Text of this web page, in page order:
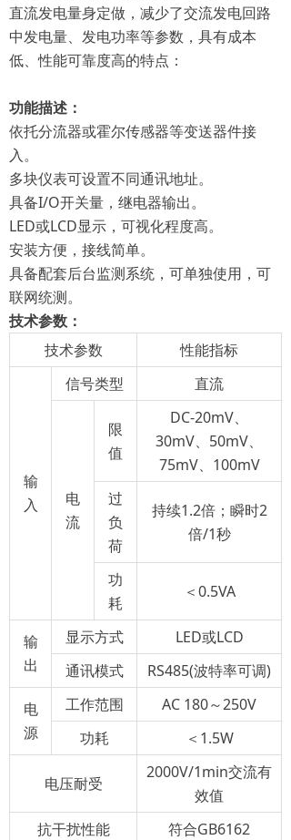
直流发电量身定做，减少了交流发电回路
中发电量、发电功率等参数，具有成本
低、性能可靠度高的特点：
功能描述：
依托分流器或霍尔传感器等变送器件接
入。
多块仪表可设置不同通讯地址。
具备I/O开关量，继电器输出。
LED或LCD显示，可视化程度高。
安装方便，接线简单。
具备配套后台监测系统，可单独使用，可
联网统测。
技术参数：
技术参数
性能指标
输
入
信号类型 直流
电
流
限
值
DC-20mV、
30mV、50mV、
75mV、100mV
过
负
荷
持续1.2倍；瞬时2
倍/1秒
功
耗
＜0.5VA
输
出
显示方式
LED或LCD
通讯模式
RS485(波特率可调)
电
源
工作范围
AC 180～250V
功耗
＜1.5W
电压耐受
2000V/1min交流有
效值
抗干扰性能
符合GB6162